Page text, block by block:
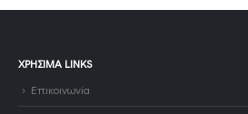
ΧΡΉΣΙΜΑ LINKS
Επικοινωνία